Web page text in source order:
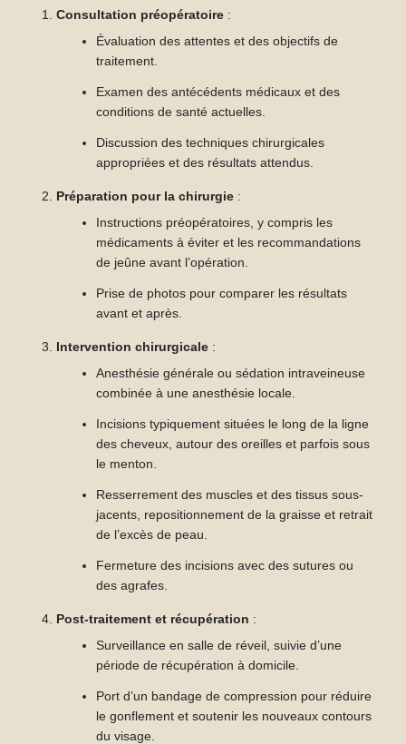
Consultation préopératoire :
Évaluation des attentes et des objectifs de
traitement.
Examen des antécédents médicaux et des
conditions de santé actuelles.
Discussion des techniques chirurgicales
appropriées et des résultats attendus.
Préparation pour la chirurgie :
Instructions préopératoires, y compris les
médicaments à éviter et les recommandations
de jeûne avant l’opération.
Prise de photos pour comparer les résultats
avant et après.
Intervention chirurgicale :
Anesthésie générale ou sédation intraveineuse
combinée à une anesthésie locale.
Incisions typiquement situées le long de la ligne
des cheveux, autour des oreilles et parfois sous
le menton.
Resserrement des muscles et des tissus sous-
jacents, repositionnement de la graisse et retrait
de l’excès de peau.
Fermeture des incisions avec des sutures ou
des agrafes.
Post-traitement et récupération :
Surveillance en salle de réveil, suivie d’une
période de récupération à domicile.
Port d’un bandage de compression pour réduire
le gonflement et soutenir les nouveaux contours
du visage.